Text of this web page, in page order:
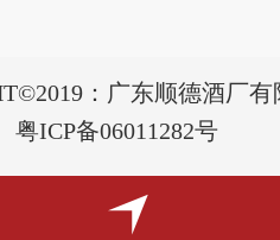
：广东顺德酒厂
粤ICP备06011282号